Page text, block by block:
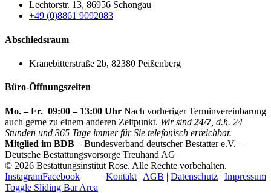
Lechtorstr. 13, 86956 Schongau
+49 (0)8861 9092083
Abschiedsraum
Kranebitterstraße 2b, 82380 Peißenberg
Büro-Öffnungszeiten
Mo. – Fr. 09:00 – 13:00 Uhr Nach vorheriger Terminvereinbarung
auch gerne zu einem anderen Zeitpunkt. Wir sind 24/7, d.h. 24
Stunden und 365 Tage immer für Sie telefonisch erreichbar.
Mitglied im BDB – Bundesverband deutscher Bestatter e.V. –
Deutsche Bestattungsvorsorge Treuhand AG
© 2026 Bestattungsinstitut Rose. Alle Rechte vorbehalten.
Kontakt | AGB | Datenschutz | Impressum
InstagramFacebook
Toggle Sliding Bar Area